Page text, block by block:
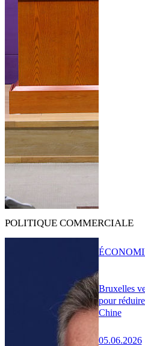
POLITIQUE COMMERCIALE
Bruxelles
pour
Chine
05.06.2026